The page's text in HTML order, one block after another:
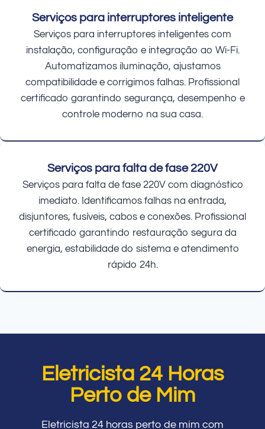
Serviços para interruptores inteligente
Serviços para interruptores inteligentes com
instalação, configuração e integração ao Wi-Fi.
Automatizamos iluminação, ajustamos
compatibilidade e corrigimos falhas. Profissional
certificado garantindo segurança, desempenho e
controle moderno na sua casa.
Serviços para falta de fase 220V
Serviços para falta de fase 220V com diagnóstico
imediato. Identificamos falhas na entrada,
disjuntores, fusíveis, cabos e conexões. Profissional
certificado garantindo restauração segura da
energia, estabilidade do sistema e atendimento
rápido 24h.
Eletricista 24 Horas
Perto de Mim
Eletricista 24 horas perto de mim com